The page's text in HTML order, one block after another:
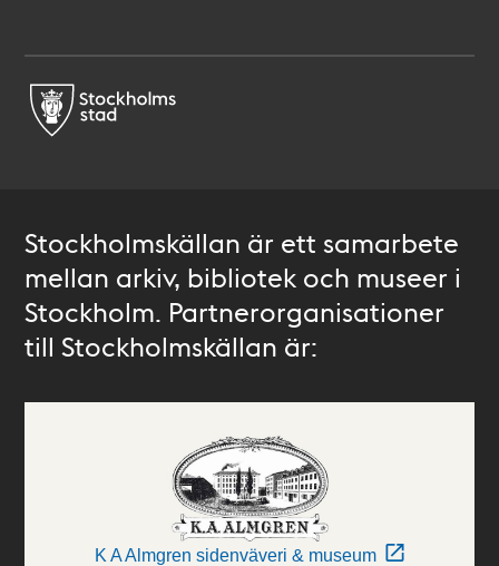
Stockholmskällan är ett samarbete
mellan arkiv, bibliotek och museer i
Stockholm. Partnerorganisationer
till Stockholmskällan är:
K A Almgren sidenväveri & museum